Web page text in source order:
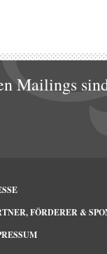
Mailings
FÖRDERER &